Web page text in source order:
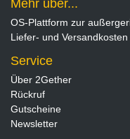
Mehr über...
OS-Plattform zur
Liefer- und Versandkosten
Service
Über 2Gether
Rückruf
Gutscheine
Newsletter